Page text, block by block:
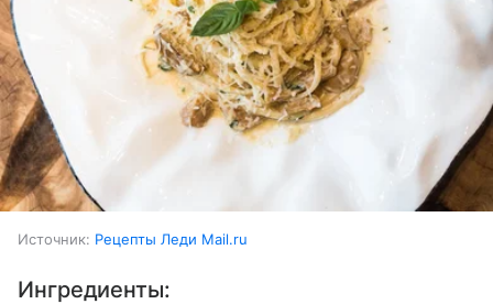
Источник: Рецепты Леди Mail.ru
Ингредиенты: